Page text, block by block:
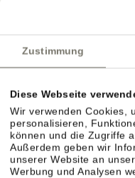
Zustimmung
Diese Webseite
Wir verwenden Cookies,
personalisieren,
können und die Zugriffe
Außerdem geben wir
unserer Website an
Werbung und Analysen